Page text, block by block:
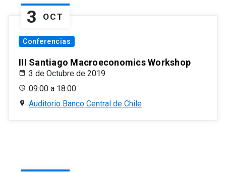
3 OCT
Conferencias
III Santiago Macroeconomics Workshop
3 de Octubre de 2019
09:00 a 18:00
Auditorio Banco Central de Chile